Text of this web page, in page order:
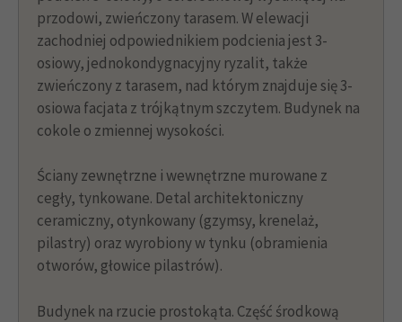
przodowi, zwieńczony tarasem. W elewacji
zachodniej odpowiednikiem podcienia jest 3-
osiowy, jednokondygnacyjny ryzalit, także
zwieńczony z tarasem, nad którym znajduje się 3-
osiowa facjata z trójkątnym szczytem. Budynek na
cokole o zmiennej wysokości.
Ściany zewnętrzne i wewnętrzne murowane z
cegły, tynkowane. Detal architektoniczny
ceramiczny, otynkowany (gzymsy, krenelaż,
pilastry) oraz wyrobiony w tynku (obramienia
otworów, głowice pilastrów).
Budynek na rzucie prostokąta. Część środkową